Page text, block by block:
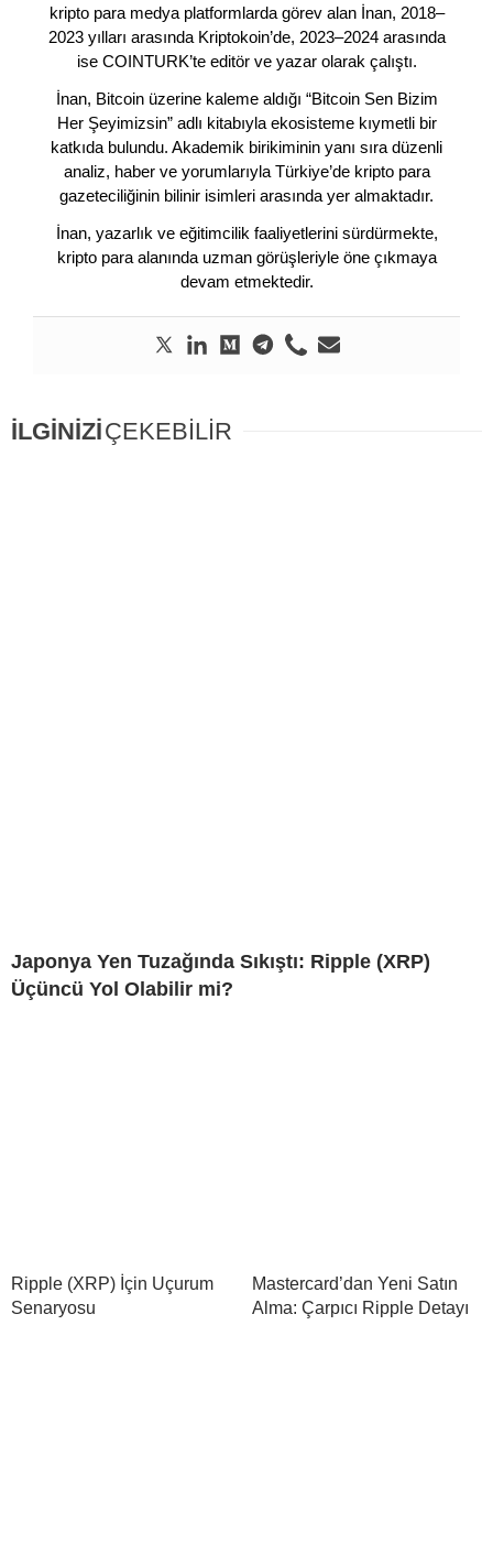
kripto para medya platformlarda görev alan İnan, 2018–
2023 yılları arasında Kriptokoin’de, 2023–2024 arasında
ise COINTURK’te editör ve yazar olarak çalıştı.
İnan, Bitcoin üzerine kaleme aldığı “Bitcoin Sen Bizim
Her Şeyimizsin” adlı kitabıyla ekosisteme kıymetli bir
katkıda bulundu. Akademik birikiminin yanı sıra düzenli
analiz, haber ve yorumlarıyla Türkiye’de kripto para
gazeteciliğinin bilinir isimleri arasında yer almaktadır.
İnan, yazarlık ve eğitimcilik faaliyetlerini sürdürmekte,
kripto para alanında uzman görüşleriyle öne çıkmaya
devam etmektedir.
İLGİNİZİÇEKEBİLİR
Japonya Yen Tuzağında Sıkıştı: Ripple (XRP)
Üçüncü Yol Olabilir mi?
Ripple (XRP) İçin Uçurum
Senaryosu
Mastercard’dan Yeni Satın
Alma: Çarpıcı Ripple Detayı